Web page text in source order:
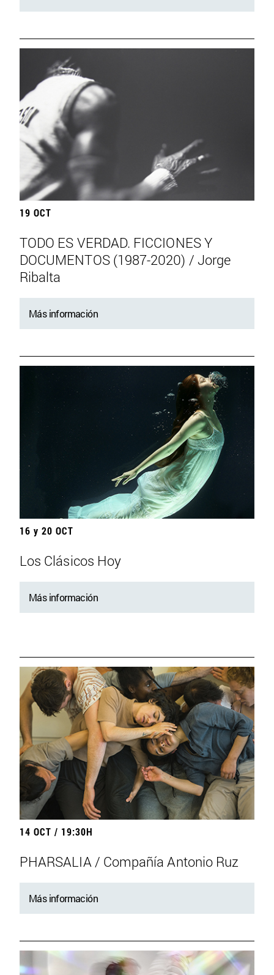
19 OCT
TODO ES VERDAD. FICCIONES Y
DOCUMENTOS (1987-2020) / Jorge
Ribalta
Más información
16 y 20 OCT
Los Clásicos Hoy
Más información
14 OCT / 19:30H
PHARSALIA / Compañía Antonio Ruz
Más información